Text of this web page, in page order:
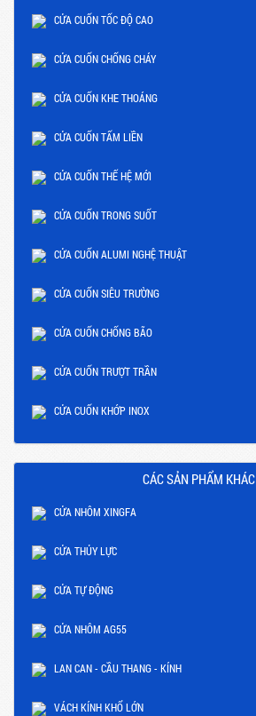
CỬA CUỐN TỐC ĐỘ CAO
CỬA CUỐN CHỐNG CHÁY
CỬA CUỐN KHE THOÁNG
CỬA CUỐN TẤM LIỀN
CỬA CUỐN THẾ HỆ MỚI
CỬA CUỐN TRONG SUỐT
CỬA CUỐN ALUMI NGHỆ THUẬT
CỬA CUỐN SIÊU TRƯỜNG
CỬA CUỐN CHỐNG BÃO
CỬA CUỐN TRƯỢT TRẦN
CỬA CUỐN KHỚP INOX
CÁC SẢN PHẨM KHÁC
CỬA NHÔM XINGFA
CỬA THỦY LỰC
CỬA TỰ ĐỘNG
CỬA NHÔM AG55
LAN CAN - CẦU THANG - KÍNH
VÁCH KÍNH KHỔ LỚN